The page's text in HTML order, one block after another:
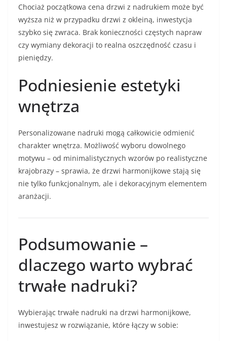
Chociaż początkowa cena drzwi z nadrukiem może być
wyższa niż w przypadku drzwi z okleiną, inwestycja
szybko się zwraca. Brak konieczności częstych napraw
czy wymiany dekoracji to realna oszczędność czasu i
pieniędzy.
Podniesienie estetyki
wnętrza
Personalizowane nadruki mogą całkowicie odmienić
charakter wnętrza. Możliwość wyboru dowolnego
motywu – od minimalistycznych wzorów po realistyczne
krajobrazy – sprawia, że drzwi harmonijkowe stają się
nie tylko funkcjonalnym, ale i dekoracyjnym elementem
aranżacji.
Podsumowanie –
dlaczego warto wybrać
trwałe nadruki?
Wybierając trwałe nadruki na drzwi harmonijkowe,
inwestujesz w rozwiązanie, które łączy w sobie: